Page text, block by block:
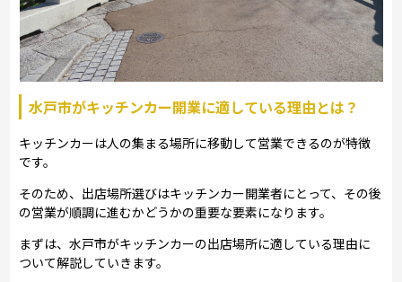
水戸市がキッチンカー開業に適している理由とは？
キッチンカーは人の集まる場所に移動して営業できるのが特徴
です。
そのため、出店場所選びはキッチンカー開業者にとって、その後
の営業が順調に進むかどうかの重要な要素になります。
まずは、水戸市がキッチンカーの出店場所に適している理由に
ついて解説していきます。